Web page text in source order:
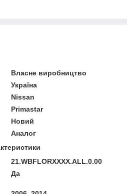
Власне виробництво
Україна
Nissan
Primastar
Новий
Аналог
21.WBFLORXXXX.ALL.0.00
Да